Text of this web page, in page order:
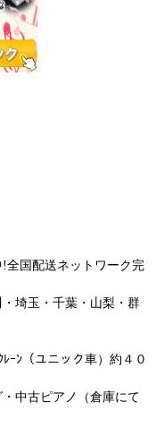
全国配送ネットワーク完
・埼玉・千葉・山梨・群
ﾝ（ユニック車）約４０
中古ピアノ（倉庫にて